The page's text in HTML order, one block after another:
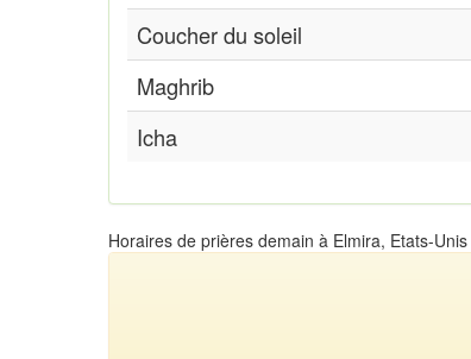
Coucher du soleil
Maghrib
Icha
Horaires de prières demain à Elmira, Etats-Unis